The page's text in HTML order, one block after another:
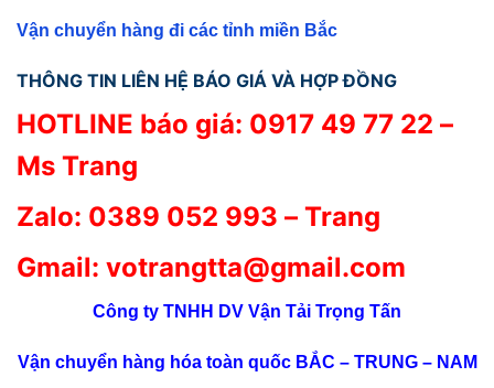
Vận chuyển hàng đi các tỉnh miền Bắc
THÔNG TIN LIÊN HỆ BÁO GIÁ VÀ HỢP ĐỒNG
HOTLINE báo giá: 0917 49 77 22 –
Ms Trang
Zalo: 0389 052 993 – Trang
Gmail: votrangtta@gmail.com
Công ty TNHH DV Vận Tải Trọng Tấn
Vận chuyển hàng hóa toàn quốc BẮC – TRUNG – NAM